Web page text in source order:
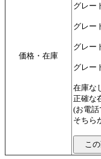
価格・在庫
グレー
グレー
グレー
グレー
在庫な
正確な
(お電
そちら